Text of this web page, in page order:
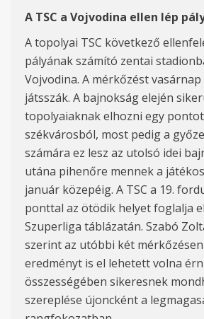
A TSC a Vojvodina ellen lép
A topolyai TSC következő
pályának számító zentai
Vojvodina. A mérkőzést
játsszák. A bajnokság elején
topolyaiaknak elhozni egy
székvárosból, most pedig a
számára ez lesz az utolsó idei
utána pihenőre mennek a
január közepéig. A TSC a 19.
ponttal az ötödik helyet foglalja
Szuperliga táblázatán. Szabó
szerint az utóbbi két
eredményt is el lehetett volna
összességében sikeresnek
szereplése újoncként a